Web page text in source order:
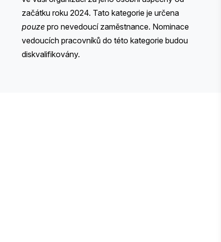
začátku roku 2024. Tato kategorie je určena
pouze pro nevedoucí zaměstnance. Nominace
vedoucích pracovníků do této kategorie budou
diskvalifikovány.